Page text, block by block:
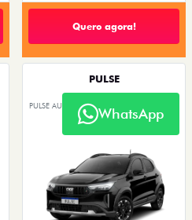
Quero agora!
PULSE
PULSE AUDACE TURBO 200 HYBRID FLEX AT
4P 2026
WhatsApp